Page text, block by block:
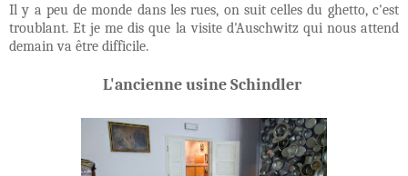
Il y a peu de monde dans les rues, on suit celles du ghetto, c'est
troublant. Et je me dis que la visite d'Auschwitz qui nous attend
demain va être difficile.
L'ancienne usine Schindler